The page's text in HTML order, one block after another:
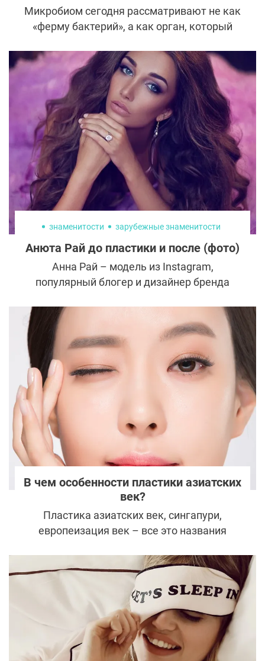
Микробиом сегодня рассматривают не как
«ферму бактерий», а как орган, который
механизмы и даже нечто вроде
автономной нервной регуляции. Его
нередко называют «вторым мозгом». Один
из специалистов образно сказал:
знаменитости зарубежные знаменитости
Анюта Рай до пластики и после (фото)
Анна Рай – модель из Instagram,
популярный блогер и дизайнер бренда
активный образ жизни: посещает фитнес-
клубы, путешествует по миру,
совершенствует свое тело. У красоты
девушки много поклонников и
завистников, которые с удовольствием
обсуждают фото до и после пластики.
В чем особенности пластики азиатских
век?
Пластика азиатских век, сингапури,
европеизация век – все это названия
направленной на эстетические изменения
периорбитальной области у людей
определенной расовой принадлежности.
Однако, несмотря на название, к ней
прибегают вовсе не для того, чтобы
уничтожить национальную аутентичность.